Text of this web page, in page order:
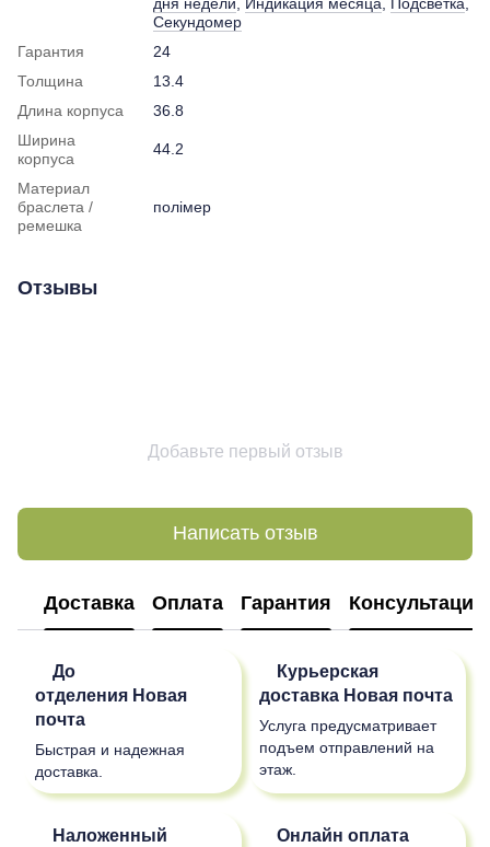
Секундомер
Гарантия
24
Толщина
13.4
Длина корпуса
36.8
Ширина
корпуса
44.2
Материал
браслета /
ремешка
полімер
Отзывы
Добавьте первый отзыв
Написать отзыв
Доставка Оплата Гарантия Консультация
До
отделения Новая
почта
Быстрая и надежная
доставка.
Курьерская
доставка Новая почта
Услуга предусматривает
подъем отправлений на
этаж.
Наложенный
Онлайн оплата